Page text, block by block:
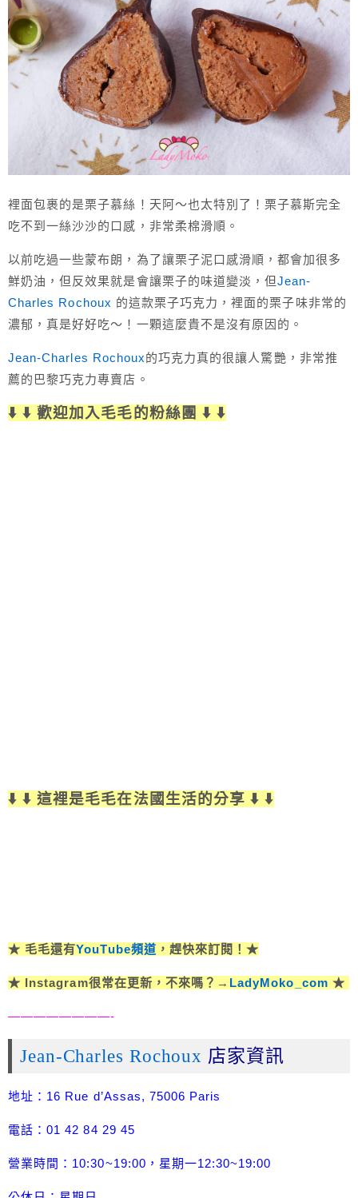
裡面包裹的是栗子慕絲！天阿～也太特別了！栗子慕斯完全
吃不到一絲沙沙的口感，非常柔棉滑順。
以前吃過一些蒙布朗，為了讓栗子泥口感滑順，都會加很多
鮮奶油，但反效果就是會讓栗子的味道變淡，但Jean-
Charles Rochoux 的這款栗子巧克力，裡面的栗子味非常的
濃郁，真是好好吃～！一顆這麼貴不是沒有原因的。
Jean-Charles Rochoux的巧克力真的很讓人驚艷，非常推
薦的巴黎巧克力專賣店。
⬇️ ⬇️ 歡迎加入毛毛的粉絲團 ⬇️ ⬇️
⬇️ ⬇️ 這裡是毛毛在法國生活的分享 ⬇️ ⬇️
★ 毛毛還有YouTube頻道 ，趕快來訂閱！★
★ Instagram很常在更新，不來嗎？→ LadyMoko_com ★
————————-
Jean-Charles Rochoux 店家資訊
地址：16 Rue d’Assas, 75006 Paris
電話：01 42 84 29 45
營業時間：10:30~19:00，星期一12:30~19:00